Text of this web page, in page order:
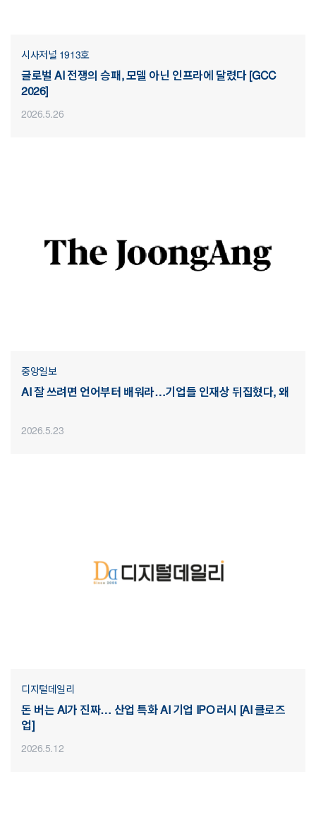
시사저널 1913호
글로벌 AI 전쟁의 승패, 모델 아닌 인프라에 달렸다 [GCC
2026]
2026.5.26
중앙일보
AI 잘 쓰려면 언어부터 배워라…기업들 인재상 뒤집혔다, 왜
2026.5.23
디지털데일리
돈 버는 AI가 진짜… 산업 특화 AI 기업 IPO 러시 [AI 클로즈
업]
2026.5.12